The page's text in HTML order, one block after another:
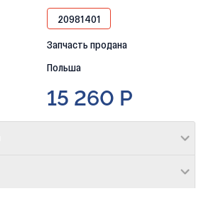
20981401
Запчасть продана
Польша
15 260 Р